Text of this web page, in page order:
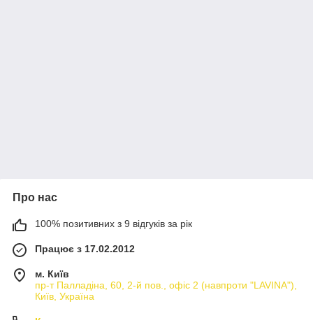
Про нас
100% позитивних з 9 відгуків за рік
Працює з 17.02.2012
м. Київ
пр-т Палладіна, 60, 2-й пов., офіс 2 (навпроти "LAVINA"),
Київ, Україна